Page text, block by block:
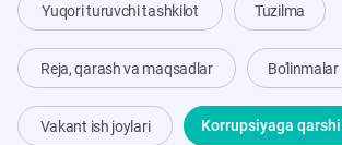
Yuqori turuvchi tashkilot Tuzilma
Reja, qarash va maqsadlar Bo'linmalar
Vakant ish joylari Korrupsiyaga